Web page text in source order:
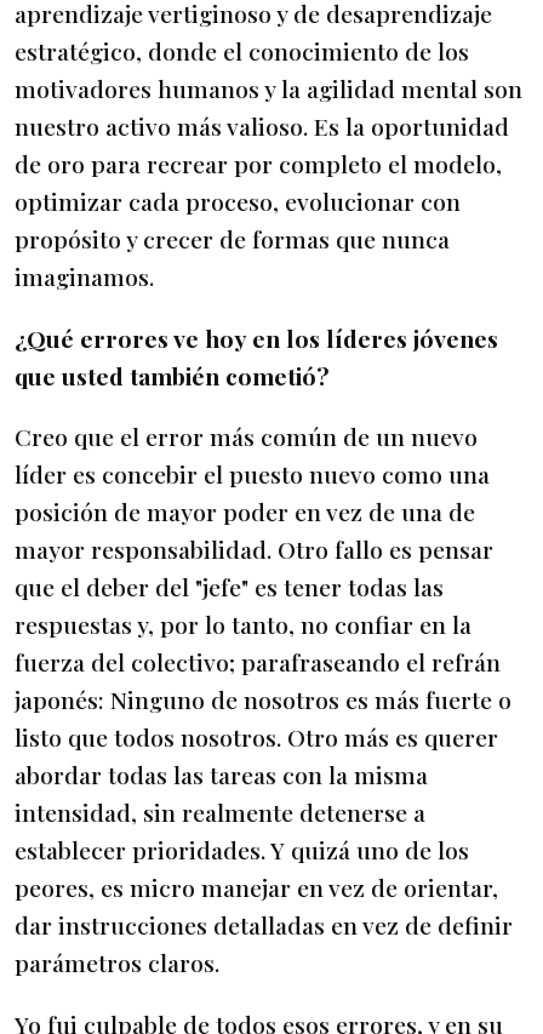
aprendizaje vertiginoso y de desaprendizaje
estratégico, donde el conocimiento de los
motivadores humanos y la agilidad mental son
nuestro activo más valioso. Es la oportunidad
de oro para recrear por completo el modelo,
optimizar cada proceso, evolucionar con
propósito y crecer de formas que nunca
imaginamos.
¿Qué errores ve hoy en los líderes jóvenes
que usted también cometió?
Creo que el error más común de un nuevo
líder es concebir el puesto nuevo como una
posición de mayor poder en vez de una de
mayor responsabilidad. Otro fallo es pensar
que el deber del "jefe" es tener todas las
respuestas y, por lo tanto, no confiar en la
fuerza del colectivo; parafraseando el refrán
japonés: Ninguno de nosotros es más fuerte o
listo que todos nosotros. Otro más es querer
abordar todas las tareas con la misma
intensidad, sin realmente detenerse a
establecer prioridades. Y quizá uno de los
peores, es micro manejar en vez de orientar,
dar instrucciones detalladas en vez de definir
parámetros claros.
Yo fui culpable de todos esos errores, y en su